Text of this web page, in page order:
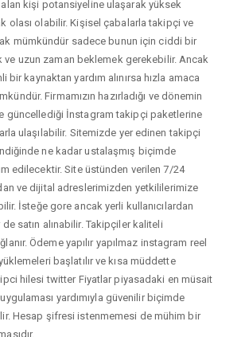
kişi potansiyeline ulaşarak yüksek
olası olabilir. Kişisel çabalarla takipçi ve
mümkündür sadece bunun için ciddi bir
ve uzun zaman beklemek gerekebilir. Ancak
bir kaynaktan yardım alınırsa hızla amaca
Firmamızın hazırladığı ve dönemin
güncellediği İnstagram takipçi paketlerine
ulaşılabilir. Sitemizde yer edinen takipçi
ne kadar ustalaşmış biçimde
edilecektir. Site üstünden verilen 7/24
ve dijital adreslerimizden yetkililerimize
İsteğe gore ancak yerli kullanıcılardan
satın alınabilir. Takipçiler kaliteli
Ödeme yapılır yapılmaz instagram reel
başlatılır ve kısa müddette
hilesi twitter Fiyatlar piyasadaki en müsait
yardımıyla güvenilir biçimde
Hesap şifresi istenmemesi de mühim bir